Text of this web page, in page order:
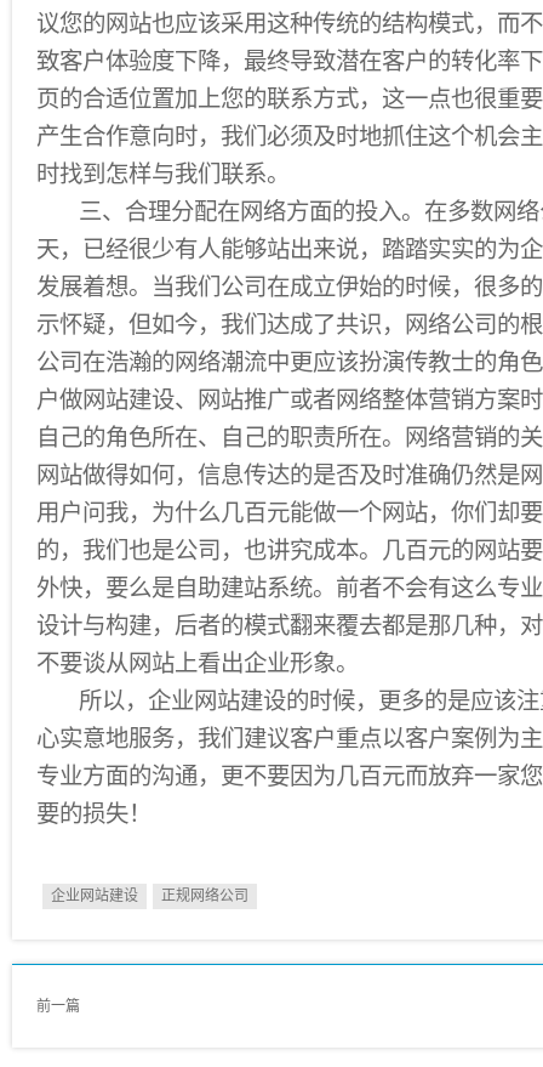
议您的网站也应该采用这种传统的结构模式，而
致客户体验度下降，最终导致潜在客户的转化率
页的合适位置加上您的联系方式，这一点也很重
产生合作意向时，我们必须及时地抓住这个机会
时找到怎样与我们联系。
三、合理分配在网络方面的投入。在多数网络
天，已经很少有人能够站出来说，踏踏实实的为
发展着想。当我们公司在成立伊始的时候，很多
示怀疑，但如今，我们达成了共识，网络公司的
公司在浩瀚的网络潮流中更应该扮演传教士的角
户做网站建设、网站推广或者网络整体营销方案
自己的角色所在、自己的职责所在。网络营销的
网站做得如何，信息传达的是否及时准确仍然是
用户问我，为什么几百元能做一个网站，你们却
的，我们也是公司，也讲究成本。几百元的网站
外快，要么是自助建站系统。前者不会有这么专
设计与构建，后者的模式翻来覆去都是那几种，
不要谈从网站上看出企业形象。
所以，企业网站建设的时候，更多的是应该注
心实意地服务，我们建议客户重点以客户案例为
专业方面的沟通，更不要因为几百元而放弃一家
要的损失！
企业网站建设 正规网络公司
前一篇